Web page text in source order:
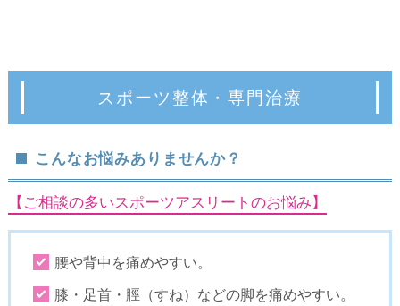
スポーツ整体・専門治療
こんなお悩みありませんか？
【ご相談の多いスポーツアスリートのお悩み】
腰や背中を痛めやすい。
膝・足首・脛（すね）などの脚を痛めやすい。